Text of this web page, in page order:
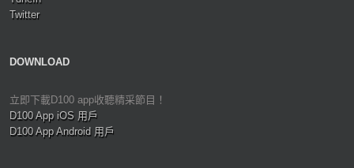
Twitter
DOWNLOAD
立即下載D100 app收聽精采節目！
D100 App iOS 用戶
D100 App Android 用戶